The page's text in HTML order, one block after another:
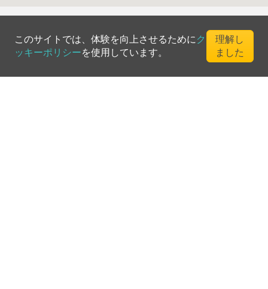
All Rights Reserved
このサイトでは、体験を向上させるためにク
ッキーポリシーを使用しています。
理解し
ました